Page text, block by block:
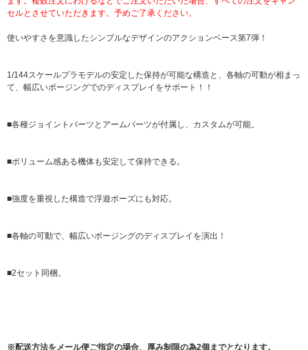
セルとさせていただきます。予めご了承ください。
使いやすさを意識したシンプルなデザインのアクションベース第7弾！
1/144スケールプラモデルの安定した保持が可能な構造と、各軸の可動が相まっ
て、幅広いポージングでのディスプレイをサポート！！
■各種ジョイントパーツとアームパーツが付属し、カスタムが可能。
■ボリューム感ある機体も安定して保持できる。
■強度を重視した構造で浮遊ポーズにも対応。
■各軸の可動で、幅広いポージングのディスプレイを演出！
■2セット同梱。
※配送方法をメール便ご指定の場合、厚み制限の為2個までとなります。